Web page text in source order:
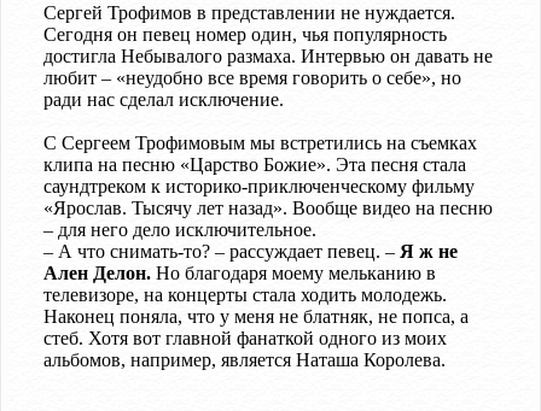
Сергей Трофимов в представлении не нуждается.
Сегодня он певец номер один, чья популярность
достигла Небывалого размаха. Интервью он давать не
любит – «неудобно все время говорить о себе», но
ради нас сделал исключение.
С Сергеем Трофимовым мы встретились на съемках
клипа на песню «Царство Божие». Эта песня стала
саундтреком к историко-приключенческому фильму
«Ярослав. Тысячу лет назад». Вообще видео на песню
– для него дело исключительное.
– А что снимать-то? – рассуждает певец. – Я ж не
Ален Делон. Но благодаря моему мельканию в
телевизоре, на концерты стала ходить молодежь.
Наконец поняла, что у меня не блатняк, не попса, а
стеб. Хотя вот главной фанаткой одного из моих
альбомов, например, является Наташа Королева.